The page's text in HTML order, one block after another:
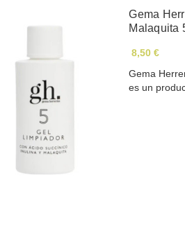
Gema Herrerías Gel Limpiador con
Malaquita
8,50 €
Gema
es un